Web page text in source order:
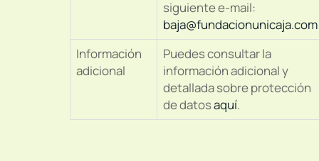
siguiente e-mail:
baja@fundacionunicaja.com
Información
adicional
Puedes consultar la
información adicional y
detallada sobre protección
de datosaquí.